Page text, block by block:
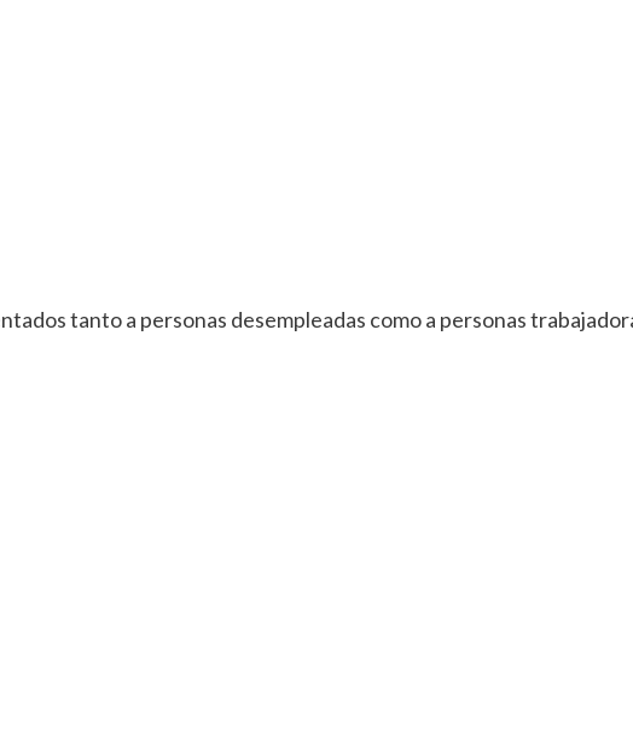
tanto a personas desempleadas como a personas